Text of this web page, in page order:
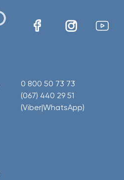
0 800 50 73 73
(067) 440 29 51
(Viber|WhatsApp)